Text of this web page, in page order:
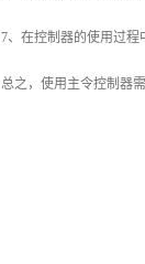
7、在控制器的使用过程
总之，使用主令控制器